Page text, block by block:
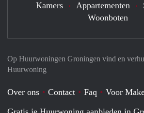
Op Huurwoningen Groningen vind en
Huurwoning
Over ons Contact Faq
Voor
Kamers Appartementen
Woonboten